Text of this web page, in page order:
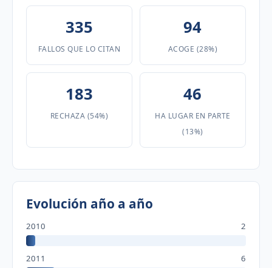
335
FALLOS QUE LO CITAN
94
ACOGE (28%)
183
RECHAZA (54%)
46
HA LUGAR EN PARTE
(13%)
Evolución año a año
2010 2
2011 6